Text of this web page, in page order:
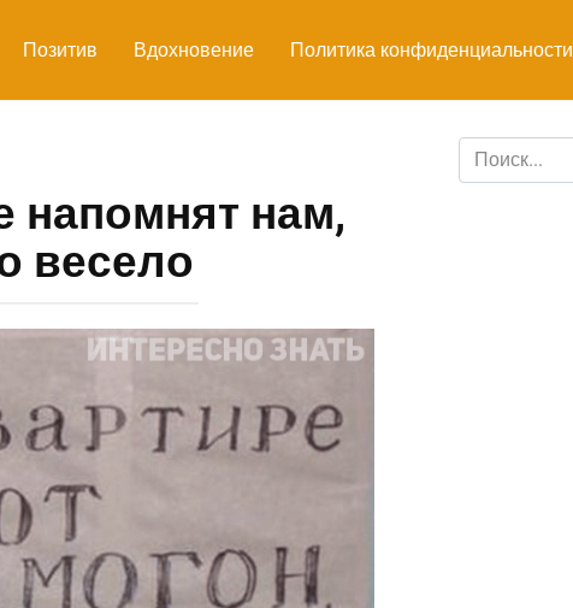
Позитив Вдохновение Политика конфиденциальности
напомнят нам,
весело
Search
for: